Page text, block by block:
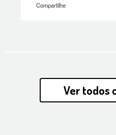
Compartilhe
Ver todos